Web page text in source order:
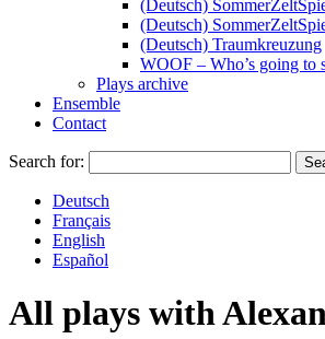
(Deutsch)
(Deutsch)
(Deutsch) Traumkreuzung
WOOF – Who’s going to
Plays archive
Ensemble
Contact
Search for:
Deutsch
Français
English
Español
All plays with